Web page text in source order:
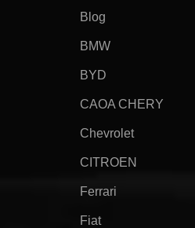
Blog
BMW
BYD
CAOA CHERY
Chevrolet
CITROEN
Ferrari
Fiat